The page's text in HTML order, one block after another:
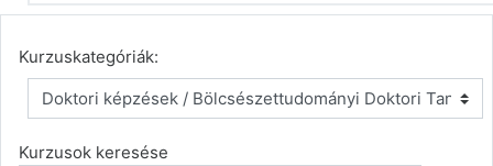
Kurzuskategóriák:
Kurzusok keresése